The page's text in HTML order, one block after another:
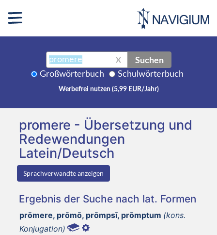
X Suchen
Großwörterbuch Schulwörterbuch
Werbefrei nutzen (5,99 EUR/Jahr)
promere - Übersetzung und
Redewendungen
Latein/Deutsch
Sprachverwandte anzeigen
Ergebnis der Suche nach lat. Formen
prōmere, prōmō, prōmpsī, prōmptum (kons.
Konjugation)